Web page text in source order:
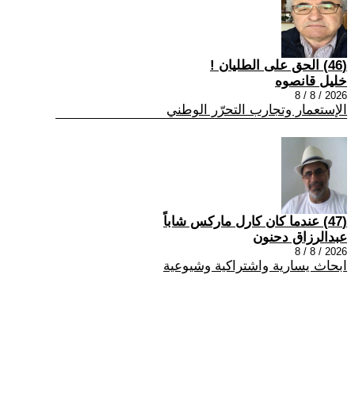
(46) الحق على الطليان !
خليل قانصوه
2026 / 8 / 8
الإستعمار وتجارب التحرّر الوطني
(47) عندما كان كارل ماركس شاباً
عبدالرزاق دحنون
2026 / 8 / 8
ابحاث يسارية واشتراكية وشيوعية